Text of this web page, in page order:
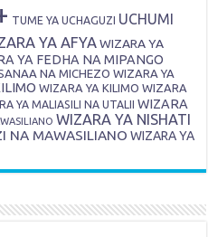
TUME YA UCHAGUZI UCHUMI
YA AFYA WIZARA YA
YA FEDHA NA MIPANGO
NA MICHEZO WIZARA YA
WIZARA YA KILIMO WIZARA
YA MALIASILI NA UTALII WIZARA
WIZARA YA NISHATI
NA MAWASILIANO WIZARA YA